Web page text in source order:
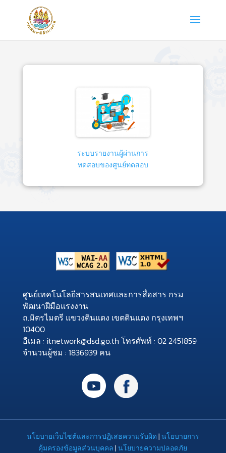
ระบบรายงานผู้ผ่านการ
ทดสอบของศูนย์ทดสอบ
ศูนย์เทคโนโลยีสารสนเทศและการสื่อสาร กรม
พัฒนาฝีมือแรงงาน
ถ.มิตรไมตรี แขวงดินแดง เขตดินแดง กรุงเทพฯ
10400
อีเมล : itnetwork@dsd.go.th โทรศัพท์ : 02 2451859
จำนวนผู้ชม : 1836939 คน
นโยบายเว็บไซต์และการปฏิเสธความรับผิด|นโยบายการ
คุ้มครองข้อมูลส่วนบุคคล|นโยบายความปลอดภัย